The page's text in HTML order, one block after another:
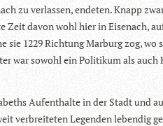
zu ver­las­sen, ende­ten. Knapp
Zeit davon wohl hier in Eisen­ach,
sie 1229 Rich­tung Mar­burg zog,
war sowohl ein Poli­ti­kum als
Auf­ent­halte in der Stadt und
ver­brei­te­ten Legen­den leben­dig